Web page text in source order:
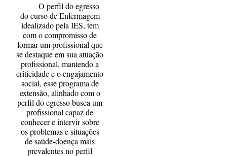
O perfil do egresso
do curso de Enfermagem
idealizado pela IES, tem
com o compromisso de
formar um profissional que
se destaque em sua atuação
profissional, mantendo a
criticidade e o engajamento
social, esse programa de
extensão, alinhado com o
perfil do egresso busca um
profissional capaz de
conhecer e intervir sobre
os problemas e situações
de saúde-doença mais
prevalentes no perfil